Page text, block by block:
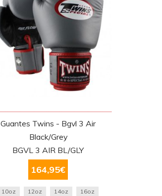
Guantes Twins - Bgvl 3 Air
Black/Grey
BGVL 3 AIR BL/GLY
164,95€
10oz 12oz 14oz 16oz